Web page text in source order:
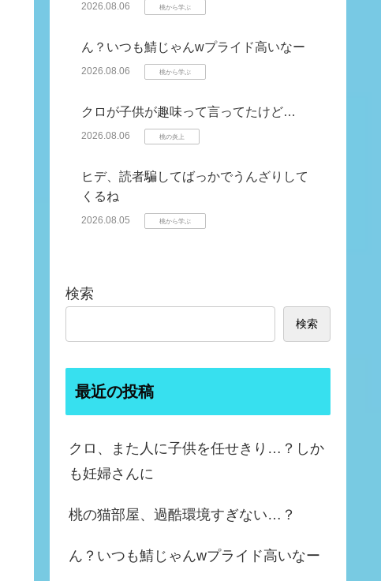
2026.08.06 桃から学ぶ
ん？いつも鯖じゃんwプライド高いなー
2026.08.06 桃から学ぶ
クロが子供が趣味って言ってたけど…
2026.08.06 桃の炎上
ヒデ、読者騙してばっかでうんざりして
くるね
2026.08.05 桃から学ぶ
検索
検索
最近の投稿
クロ、また人に子供を任せきり…？しか
も妊婦さんに
桃の猫部屋、過酷環境すぎない…？
ん？いつも鯖じゃんwプライド高いなー